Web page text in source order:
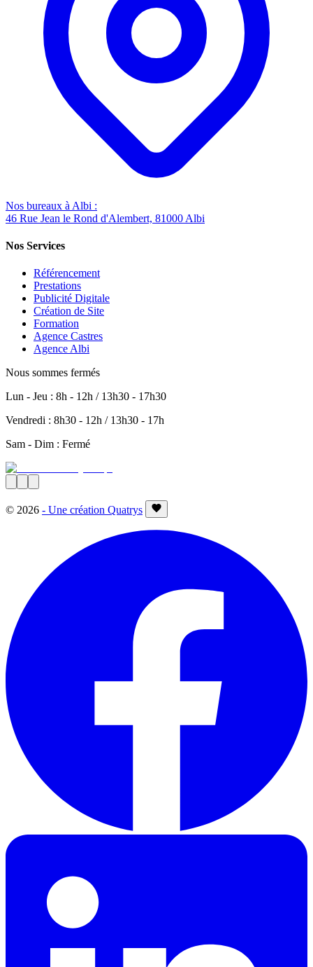
Nos bureaux à Albi :
46 Rue Jean le Rond d'Alembert, 81000 Albi
Nos Services
Référencement
Prestations
Publicité Digitale
Création de Site
Formation
Agence Castres
Agence Albi
Nous sommes fermés
Lun - Jeu : 8h - 12h / 13h30 - 17h30
Vendredi : 8h30 - 12h / 13h30 - 17h
Sam - Dim : Fermé
© 2026 - Une création Quatrys